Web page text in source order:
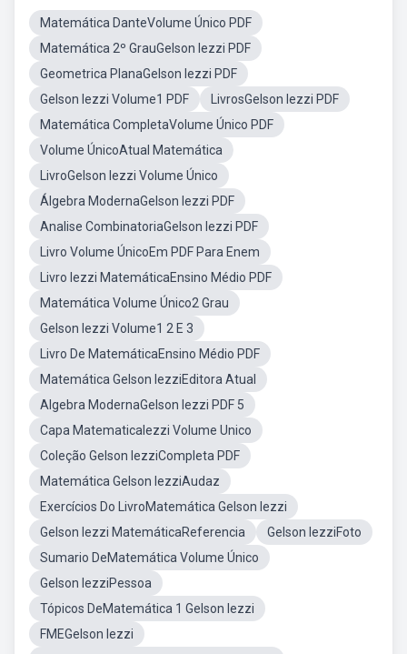
Matemática DanteVolume Único PDF
Matemática 2º GrauGelson Iezzi PDF
Geometrica PlanaGelson Iezzi PDF
Gelson Iezzi Volume1 PDF
LivrosGelson Iezzi PDF
Matemática CompletaVolume Único PDF
Volume ÚnicoAtual Matemática
LivroGelson Iezzi Volume Único
Álgebra ModernaGelson Iezzi PDF
Analise CombinatoriaGelson Iezzi PDF
Livro Volume ÚnicoEm PDF Para Enem
Livro Iezzi MatemáticaEnsino Médio PDF
Matemática Volume Único2 Grau
Gelson Iezzi Volume1 2 E 3
Livro De MatemáticaEnsino Médio PDF
Matemática Gelson IezziEditora Atual
Algebra ModernaGelson Iezzi PDF 5
Capa MatematicaIezzi Volume Unico
Coleção Gelson IezziCompleta PDF
Matemática Gelson IezziAudaz
Exercícios Do LivroMatemática Gelson Iezzi
Gelson Iezzi MatemáticaReferencia
Gelson IezziFoto
Sumario DeMatemática Volume Único
Gelson IezziPessoa
Tópicos DeMatemática 1 Gelson Iezzi
FMEGelson Iezzi